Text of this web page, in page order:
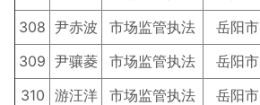
308 尹赤波 市场监管执法 岳阳市
309 尹骧菱 市场监管执法 岳阳市
310 游汪洋 市场监管执法 岳阳市